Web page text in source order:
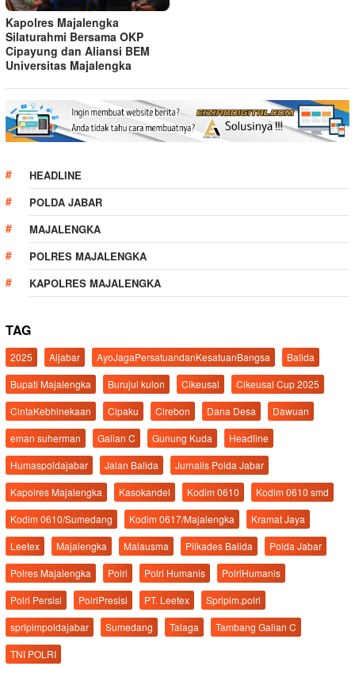
Kapolres Majalengka
Silaturahmi Bersama OKP
Cipayung dan Aliansi BEM
Universitas Majalengka
HEADLINE
POLDA JABAR
MAJALENGKA
POLRES MAJALENGKA
KAPOLRES MAJALENGKA
TAG
2025 Aljabar AyoJagaPersatuandanKesatuanBangsa
Balida
Bupati Majalengka
Burujul kulon Cikeusal
Cikeusal Cup 2025
CintaKebhinekaan
Cipaku Cirebon Dana Desa
Dawuan
eman suherman
Galian C Gunung Kuda
Headline
Humaspoldajabar
Jalan Balida
Jurnalis Polda Jabar
Kapolres Majalengka
Kasokandel Kodim 0610
Kodim 0610 smd
Kodim 0610/Sumedang
Kodim 0617/Majalengka
Kramat Jaya
Leetex
Majalengka Malausma Pilkades Balida
Polda Jabar
Polres Majalengka
Polri Polri Humanis
PolriHumanis
Polri Persisi
PolriPresisi PT. Leetex
Spripim.polri
spripimpoldajabar
Sumedang Talaga
Tambang Galian C
TNI POLRI